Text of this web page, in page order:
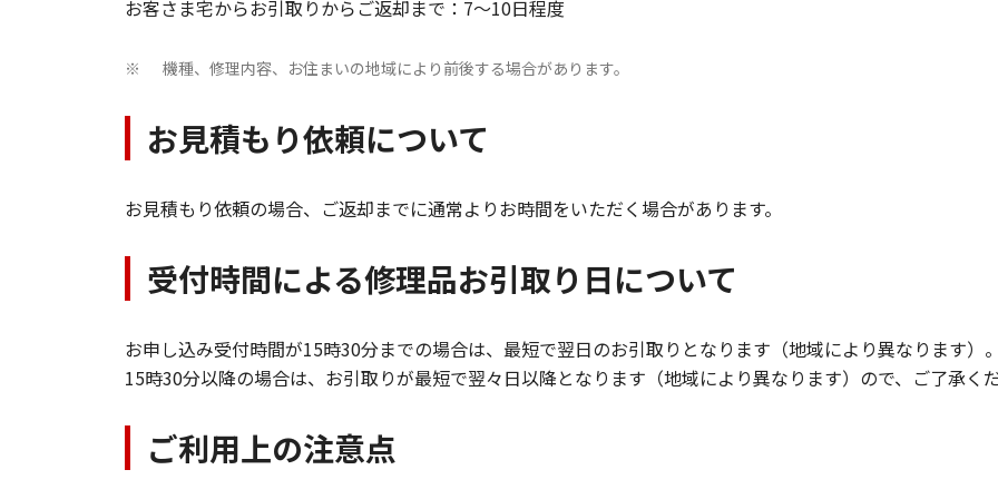
お客さま宅からお引取りからご返却まで：7～10日程度
※ 機種、修理内容、お住まいの地域により前後する場合があります。
お見積もり依頼について
お見積もり依頼の場合、ご返却までに通常よりお時間をいただく場合があります。
受付時間による修理品お引取り日について
お申し込み受付時間が15時30分までの場合は、最短で翌日のお引取りとなります（地域により異なります）。
15時30分以降の場合は、お引取りが最短で翌々日以降となります（地域により異なります）ので、ご了承くだ
ご利用上の注意点